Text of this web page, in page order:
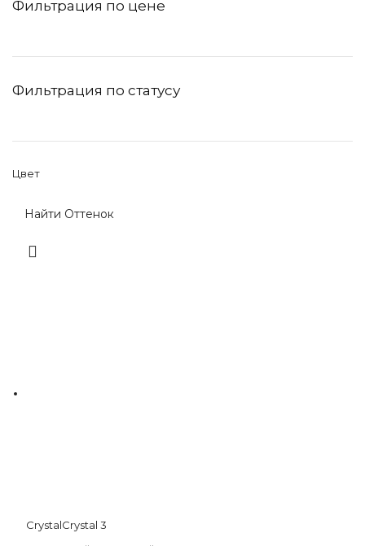
Фильтрация по цене
Фильтрация по статусу
Цвет
CrystalCrystal 3